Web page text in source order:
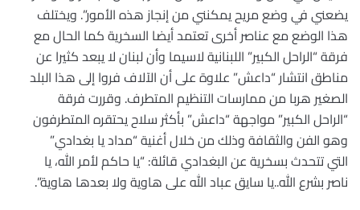
يضعني في وضع مريح يمكنني من إنجاز هذه الأمور”. ويختلف
هذا الوضع مع عناصر أخرى تعتمد أيضا السخرية كما الحال مع
فرقة “الراحل الكبير” اللبنانية لاسيما وأن لبنان لا يبعد كثيرا عن
مناطق انتشار “داعش” علاوة على أن الآلاف فروا إلى هذا البلد
الصغير هربا من ممارسات التنظيم المتطرف. وقررت فرقة
“الراحل الكبير” مواجهة “داعش” بأكثر سلاح يحتقره المتطرفون
وهو الفن والثقافة وذلك من خلال أغنية “مداد يا بغدادي”
التي تتحدث بسخرية عن البغدادي قائلة: “يا حاكم لأمر الله، يا
ناصر بشرع الله..يا سايق عباد الله على هاوية ولا بعدها هاوية”.